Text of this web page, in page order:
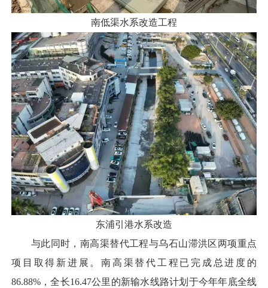
南低渠水系改造工程
东浦引港水系改造
与此同时，南高渠替代工程与乌石山滞洪区两项重点
项目取得新进展。南高渠替代工程已完成总进度的
86.88%，全长16.47公里的新输水线路计划于今年年底全线